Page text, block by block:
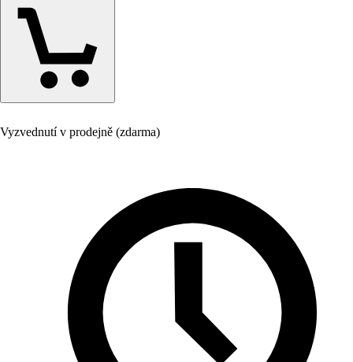
Vyzvednutí v prodejně (zdarma)